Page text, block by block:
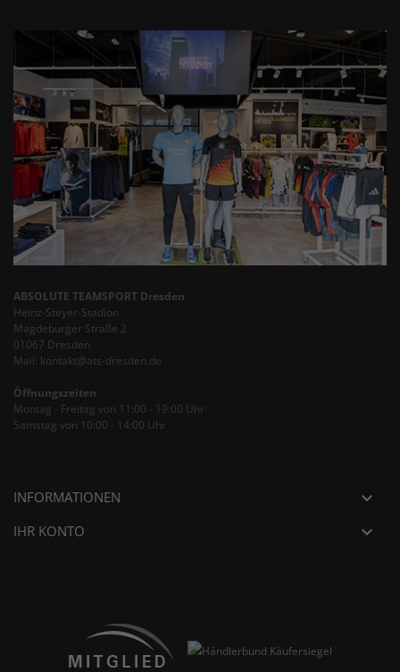
ABSOLUTE TEAMSPORT Dresden
Heinz-Steyer-Stadion
Magdeburger Straße 2
01067 Dresden
Mail: kontakt@ats-dresden.de
Öffnungszeiten
Montag - Freitag von 11:00 - 19:00 Uhr
Samstag von 10:00 - 14:00 Uhr
INFORMATIONEN 
IHR KONTO 